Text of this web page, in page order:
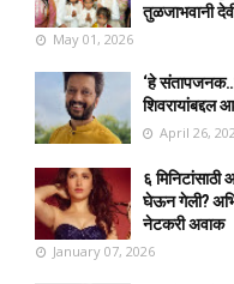
तुळजाभवानी
May 01, 2026
‘हे
शिवरायांबद्दल
April 26,
६
घेऊन गेली?
नेटकरी अवाक
January 07, 2026